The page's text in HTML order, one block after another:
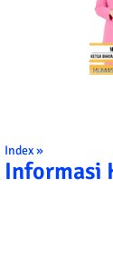
Index »
Informasi